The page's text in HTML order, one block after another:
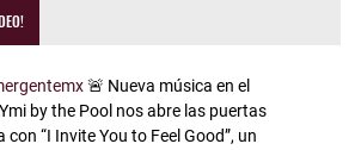
🚨 Nueva música en el
by the Pool nos abre las puertas
con “I Invite You to Feel Good”, un